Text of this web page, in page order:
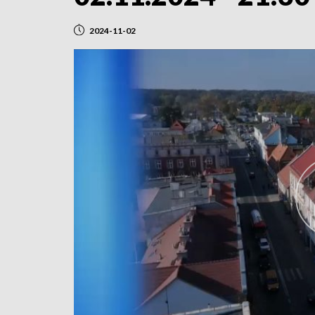
2024-11-02